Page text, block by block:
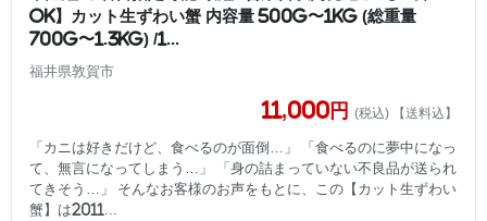
OK】カット生ずわい蟹 内容量 500g〜1kg (総重量
700g〜1.3kg) /1...
福井県敦賀市
11,000円 (税込) 【送料込】
「カニは好きだけど、食べるのが面倒…」 「食べるのに夢中になっ
て、無言になってしまう…」 「身の詰まっていない不良品が送られ
てきそう…」 そんなお客様のお声をもとに、この【カット生ずわい
蟹】は2011...